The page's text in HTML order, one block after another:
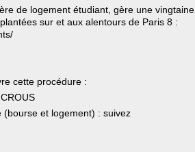
de logement étudiant, gère une vingtaine
sur et aux alentours de Paris 8 :
cette procédure :
(bourse et logement) : suivez